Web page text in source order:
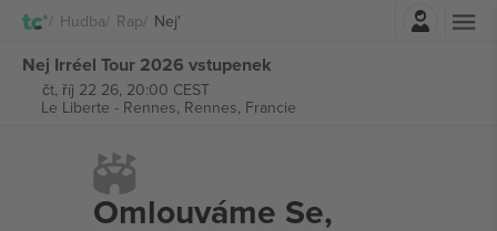
Hudba Rap Nej'
Nej Irréel Tour 2026 vstupenek
čt, říj 22 26, 20:00 CEST
Le Liberte - Rennes, Rennes, Francie
Omlouváme Se,